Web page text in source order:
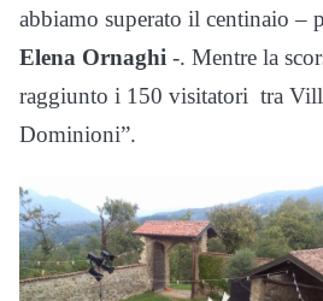
abbiamo superato il centinaio –
Elena Ornaghi -. Mentre la
raggiunto i 150 visitatori tra
Dominioni”.